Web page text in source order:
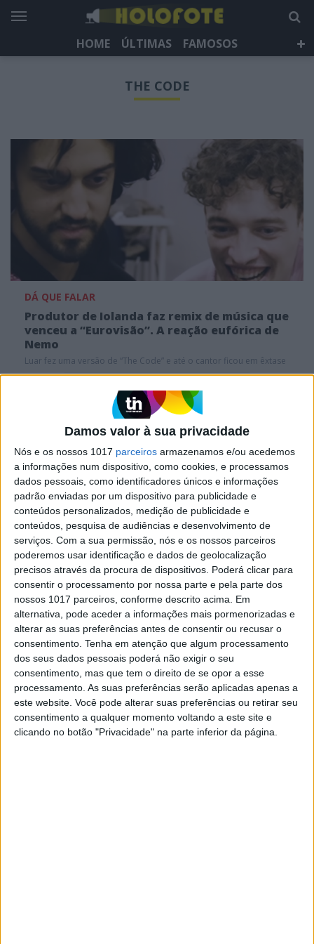
Damos valor à sua privacidade
Nós e os nossos 1017 parceiros armazenamos e/ou acedemos
a informações num dispositivo, como cookies, e processamos
dados pessoais, como identificadores únicos e informações
padrão enviadas por um dispositivo para publicidade e
conteúdos personalizados, medição de publicidade e
conteúdos, pesquisa de audiências e desenvolvimento de
serviços. Com a sua permissão, nós e os nossos parceiros
poderemos usar identificação e dados de geolocalização
precisos através da procura de dispositivos. Poderá clicar para
consentir o processamento por nossa parte e pela parte dos
nossos 1017 parceiros, conforme descrito acima. Em
alternativa, pode aceder a informações mais pormenorizadas e
alterar as suas preferências antes de consentir ou recusar o
consentimento. Tenha em atenção que algum processamento
dos seus dados pessoais poderá não exigir o seu
consentimento, mas que tem o direito de se opor a esse
processamento. As suas preferências serão aplicadas apenas a
este website. Você pode alterar suas preferências ou retirar seu
consentimento a qualquer momento voltando a este site e
clicando no botão "Privacidade" na parte inferior da página.
HOME ÚLTIMAS
FAMOSOS
HOLOFOTE TV
NEWSLETTER
THE CODE
DÁ QUE FALAR
Produtor de Iolanda faz remix de música que
venceu a “Eurovisão”. A reação eufórica de
Nemo
Luar fez uma versão de “The Code” e até o cantor ficou em êxtase
SITES DO GRUPO TRUST IN NEWS
Visão Activa
Caras Caras Decoração
Exame Exame Informática
Jornal de Letras Visão Júnior
Visão Saúde Visão +